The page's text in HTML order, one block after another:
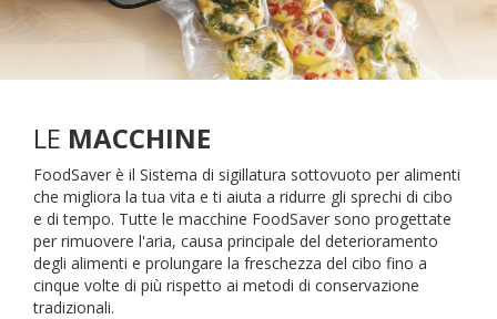
LE MACCHINE
FoodSaver è il Sistema di sigillatura sottovuoto per alimenti
che migliora la tua vita e ti aiuta a ridurre gli sprechi di cibo
e di tempo. Tutte le macchine FoodSaver sono progettate
per rimuovere l'aria, causa principale del deterioramento
degli alimenti e prolungare la freschezza del cibo fino a
cinque volte di più rispetto ai metodi di conservazione
tradizionali.